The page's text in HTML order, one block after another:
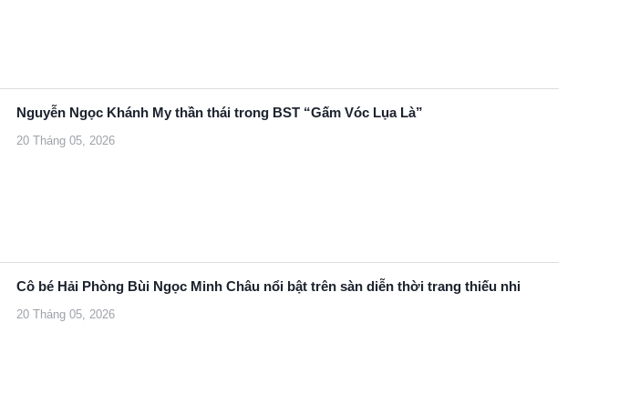
Nguyễn Ngọc Khánh My thần thái trong BST “Gấm Vóc Lụa Là”
20 Tháng 05, 2026
Cô bé Hải Phòng Bùi Ngọc Minh Châu nổi bật trên sàn diễn thời trang thiếu nhi
20 Tháng 05, 2026